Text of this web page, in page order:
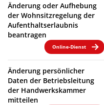
Änderung oder Aufhebung
der Wohnsitzregelung der
Aufenthaltserlaubnis
beantragen
Online-Dienst
Änderung persönlicher
Daten der Betriebsleitung
der Handwerkskammer
mitteilen